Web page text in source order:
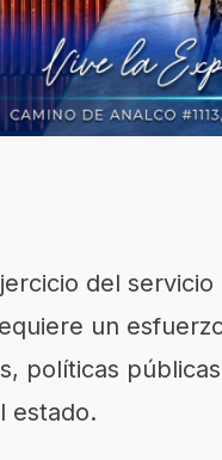
del
un
políticas
estado.